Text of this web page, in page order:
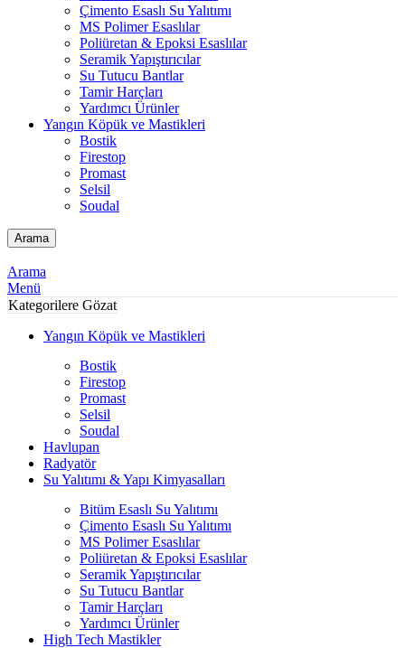
Çimento Esaslı Su Yalıtımı
MS Polimer Esaslılar
Poliüretan & Epoksi Esaslılar
Seramik Yapıştırıcılar
Su Tutucu Bantlar
Tamir Harçları
Yardımcı Ürünler
Yangın Köpük ve Mastikleri
Bostik
Firestop
Promast
Selsil
Soudal
Arama
Arama
Menü
Kategorilere Gözat
Yangın Köpük ve Mastikleri
Bostik
Firestop
Promast
Selsil
Soudal
Havlupan
Radyatör
Su Yalıtımı & Yapı Kimyasalları
Bitüm Esaslı Su Yalıtımı
Çimento Esaslı Su Yalıtımı
MS Polimer Esaslılar
Poliüretan & Epoksi Esaslılar
Seramik Yapıştırıcılar
Su Tutucu Bantlar
Tamir Harçları
Yardımcı Ürünler
High Tech Mastikler